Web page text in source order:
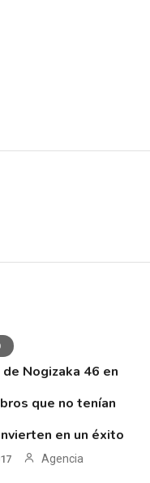
Nogizaka 46 en
que no tenían
en un éxito
Agencia